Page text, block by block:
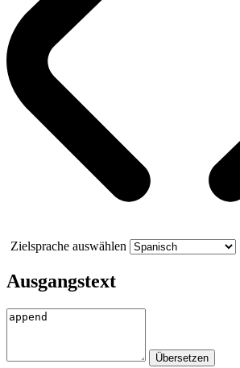
Zielsprache auswählen
Ausgangstext